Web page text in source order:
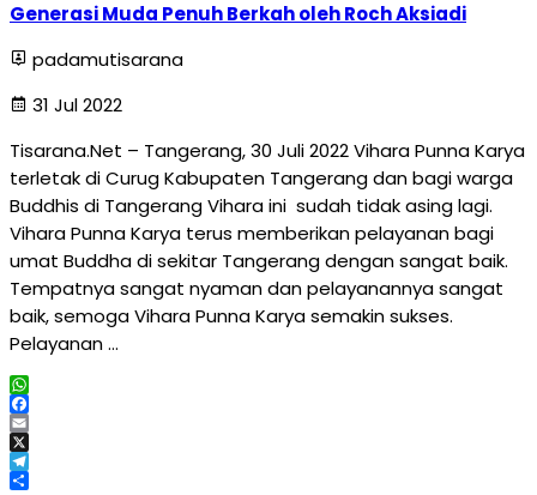
Generasi Muda Penuh Berkah oleh Roch Aksiadi
padamutisarana
31 Jul 2022
Tisarana.Net – Tangerang, 30 Juli 2022 Vihara Punna Karya
terletak di Curug Kabupaten Tangerang dan bagi warga
Buddhis di Tangerang Vihara ini sudah tidak asing lagi.
Vihara Punna Karya terus memberikan pelayanan bagi
umat Buddha di sekitar Tangerang dengan sangat baik.
Tempatnya sangat nyaman dan pelayanannya sangat
baik, semoga Vihara Punna Karya semakin sukses.
Pelayanan …
WhatsApp
Facebook
Email
X
Telegram